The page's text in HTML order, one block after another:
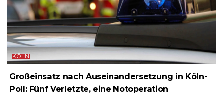
KÖLN
Großeinsatz nach Auseinandersetzung in Köln-
Poll: Fünf Verletzte, eine Notoperation